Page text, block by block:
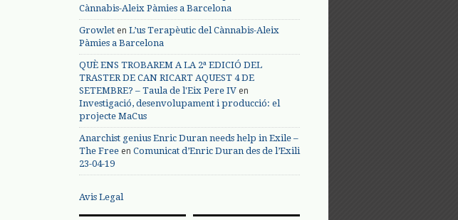
Cànnabis-Aleix Pàmies a Barcelona
Growlet en L’us Terapèutic del Cànnabis-Aleix
Pàmies a Barcelona
QUÈ ENS TROBAREM A LA 2ª EDICIÓ DEL
TRASTER DE CAN RICART AQUEST 4 DE
SETEMBRE? – Taula de l'Eix Pere IV en
Investigació, desenvolupament i producció: el
projecte MaCus
Anarchist genius Enric Duran needs help in Exile –
The Free en Comunicat d’Enric Duran des de l’Exili
23-04-19
Avis Legal